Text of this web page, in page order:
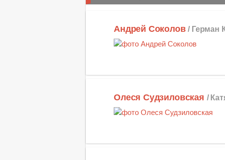
Андрей Соколов / Герман
Олеся Судзиловская /